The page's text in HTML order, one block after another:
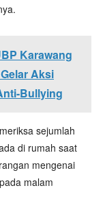
Karawang
Aksi
Bullying
sejumlah
di rumah saat
mengenai
malam